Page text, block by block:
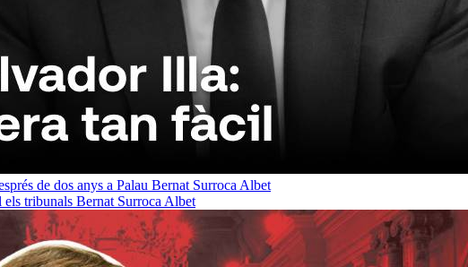
de dos anys a Palau Bernat Surroca Albet
els tribunals Bernat Surroca Albet